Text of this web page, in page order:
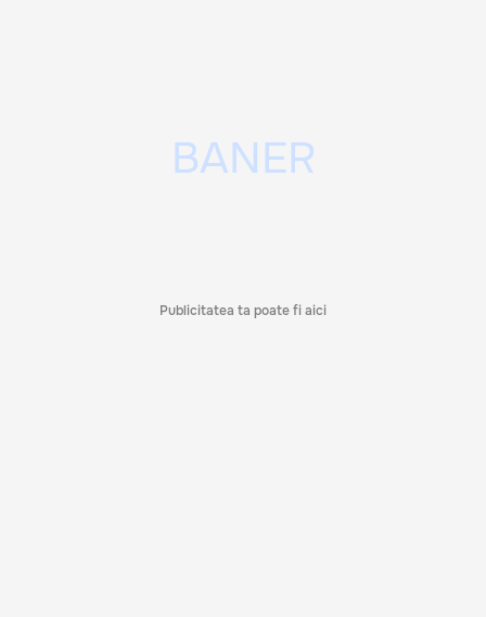
Publicitatea ta poate fi aici